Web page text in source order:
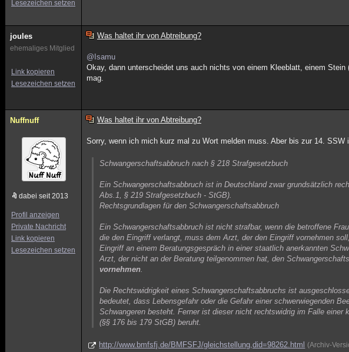
Lesezeichen setzen
joules
ehemaliges Mitglied
Link kopieren
Lesezeichen setzen
Was haltet ihr von Abtreibung?
@Isamu
Okay, dann unterscheidet uns auch nichts von einem Kleeblatt, einem
mag.
Nuffnuff
dabei seit 2013
Profil anzeigen
Private Nachricht
Link kopieren
Lesezeichen setzen
Was haltet ihr von Abtreibung?
Sorry, wenn ich mich kurz mal zu Wort melden muss. Aber bis zur 14. SSW
Schwangerschaftsabbruch nach § 218 Strafgesetzbuch
Ein Schwangerschaftsabbruch ist in Deutschland zwar grundsätzlich
Abs.1, § 219 Strafgesetzbuch - StGB).
Rechtsgrundlagen für den Schwangerschaftsabbruch
Ein Schwangerschaftsabbruch ist nicht strafbar, wenn die betroffene
die den Eingriff verlangt, muss dem Arzt, der den Eingriff vornehmen
Eingriff an einem Beratungsgespräch in einer staatlich anerkannten
Arzt, der nicht an der Beratung teilgenommen hat, den
vornehmen.
Die Rechtswidrigkeit eines Schwangerschaftsabbruchs ist
bedeutet, dass Lebensgefahr oder die Gefahr einer schwerwiegenden
Schwangeren besteht. Ferner ist dieser nicht rechtswidrig im Falle
(§§ 176 bis 179 StGB) beruht.
http://www.bmfsfj.de/BMFSFJ/gleichstellung,did=98262.html (Archiv-